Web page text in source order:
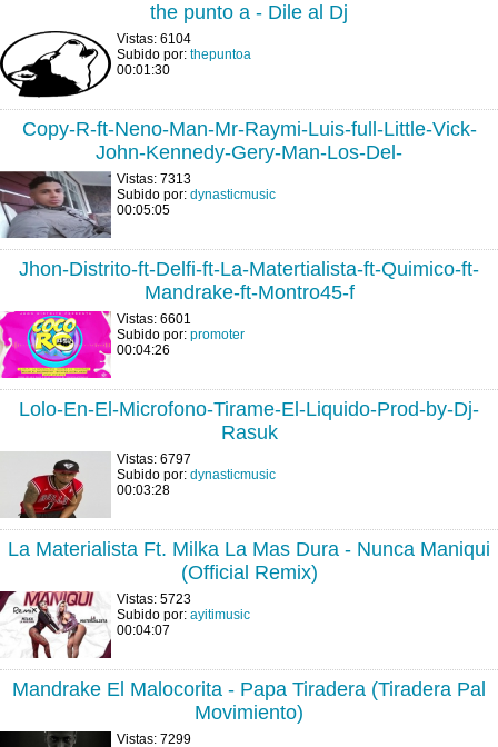
the punto a - Dile al Dj
Vistas: 6104
Subido por: thepuntoa
00:01:30
Copy-R-ft-Neno-Man-Mr-Raymi-Luis-full-Little-Vick-
John-Kennedy-Gery-Man-Los-Del-
Vistas: 7313
Subido por: dynasticmusic
00:05:05
Jhon-Distrito-ft-Delfi-ft-La-Matertialista-ft-Quimico-ft-
Mandrake-ft-Montro45-f
Vistas: 6601
Subido por: promoter
00:04:26
Lolo-En-El-Microfono-Tirame-El-Liquido-Prod-by-Dj-
Rasuk
Vistas: 6797
Subido por: dynasticmusic
00:03:28
La Materialista Ft. Milka La Mas Dura - Nunca Maniqui
(Official Remix)
Vistas: 5723
Subido por: ayitimusic
00:04:07
Mandrake El Malocorita - Papa Tiradera (Tiradera Pal
Movimiento)
Vistas: 7299